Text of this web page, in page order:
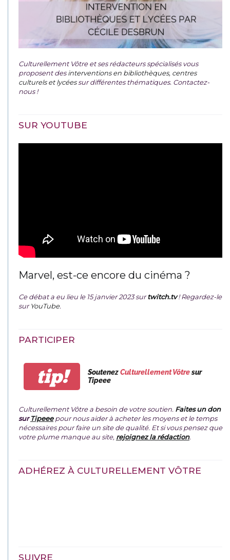
Culturellement Vôtre et ses rédacteurs spécialisés vous
proposent desinterventions en bibliothèques, centres
culturels et lycéessur différentes thématiques. Contactez-
nous !
SUR YOUTUBE
Marvel, est-ce encore du cinéma ?
Ce débat a eu lieu le 15 janvier 2023 surtwitch.tv ! Regardez-le
surYouTube.
PARTICIPER
tip! SoutenezCulturellement Vôtresur
Tipeee
Culturellement Vôtre a besoin de votre soutien. Faites un don
surTipeeepour nous aider à acheter les moyens et le temps
nécessaires pour faire un site de qualité. Et si vous pensez que
votre plume manque au site, rejoignez la rédaction.
ADHÉREZ À CULTURELLEMENT VÔTRE
SUIVRE